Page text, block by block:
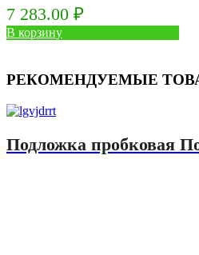
7 283.00 ₽
В корзину
РЕКОМЕНДУЕМЫЕ
Подложка пробковая